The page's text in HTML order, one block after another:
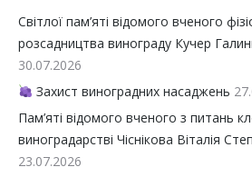
Світлої пам’яті відомого вченого
розсадництва винограду Кучер
30.07.2026
Захист виноградних насаджень
Пам’яті відомого вченого з питань
виноградарстві Чіснікова Віталія
23.07.2026